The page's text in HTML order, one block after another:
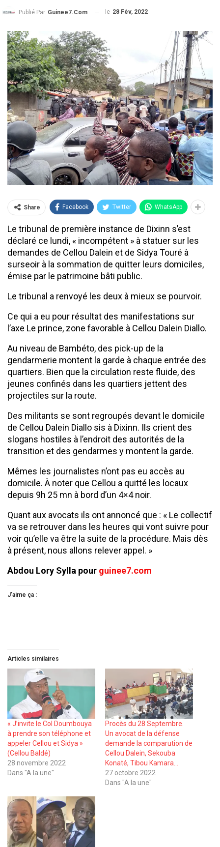
Publié Par Guinee7.com le 28 Fév, 2022
Share Facebook Twitter WhatsApp
Le tribunal de première instance de Dixinn s’est
déclaré ce lundi, « incompétent » à statuer sur les
demandes de Cellou Dalein et de Sidya Touré à
surseoir à la sommation de quitter leurs domiciles,
émise par le patrimoine bâti public.
Le tribunal a renvoyé les deux à mieux se pourvoir.
Ce qui a eu pour résultat des manifestations sur
l’axe Le prince, zone favorable à Cellou Dalein Diallo.
Au niveau de Bambéto, des pick-up de la
gendarmerie montent la garde à chaque entrée des
quartiers. Bien que la circulation reste fluide, des
jeunes confinés dans les quartiers jettent des
projectiles sur la route.
Des militants se sont regroupés devant le domicile
de Cellou Dalein Diallo sis à Dixinn. Ils crient des
slogans hostiles à l’endroit des autorités de la
transition et des gendarmes y montent la garde.
Mêmes les journalistes n’ont pas eu accès au
domicile. À noter que Cellou a quitté les locaux
depuis 9h 25 mn à bord d’un 4×4 noir.
Quant aux avocats ils ont annoncé que : « Le collectif
va se retrouver dans les heures qui vont suivre pour
voir qu’elle va être la suite de la procédure. Mais dès
à présent, nous allons relever appel. »
Abdou Lory Sylla pour guinee7.com
J’aime ça :
Articles similaires
« J’invite le Col Doumbouya
à prendre son téléphone et
appeler Cellou et Sidya »
(Cellou Baldé)
28 novembre 2022
Dans "A la une"
Procès du 28 Septembre.
Un avocat de la défense
demande la comparution de
Cellou Dalein, Sekouba
Konaté, Tibou Kamara…
27 octobre 2022
Dans "A la une"